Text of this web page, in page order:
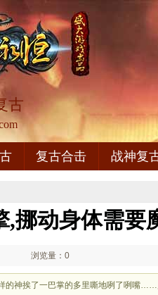
古
复古合击 战神复
,挪动身体需要
浏览量：0
的神挨了一巴掌的多里嘶地咧了咧嘴